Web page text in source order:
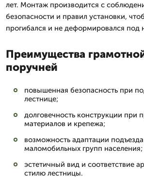
лет. Монтаж производится с
безопасности и правил установки,
прогибался и не деформировался под
Преимущества
поручней
повышенная безопасность при
лестнице;
долговечность конструкции при
материалов и крепежа;
возможность адаптации
маломобильных групп населения;
эстетичный вид и соответствие
стилю лестницы.